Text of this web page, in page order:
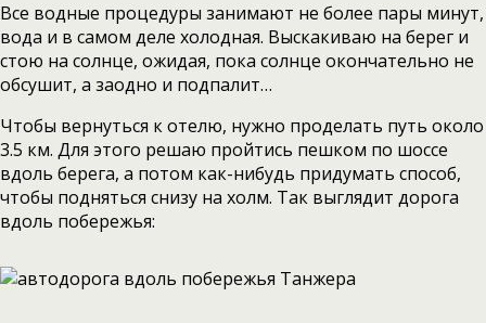
Все водные процедуры занимают не более пары минут,
вода и в самом деле холодная. Выскакиваю на берег и
стою на солнце, ожидая, пока солнце окончательно не
обсушит, а заодно и подпалит…
Чтобы вернуться к отелю, нужно проделать путь около
3.5 км. Для этого решаю пройтись пешком по шоссе
вдоль берега, а потом как-нибудь придумать способ,
чтобы подняться снизу на холм. Так выглядит дорога
вдоль побережья: